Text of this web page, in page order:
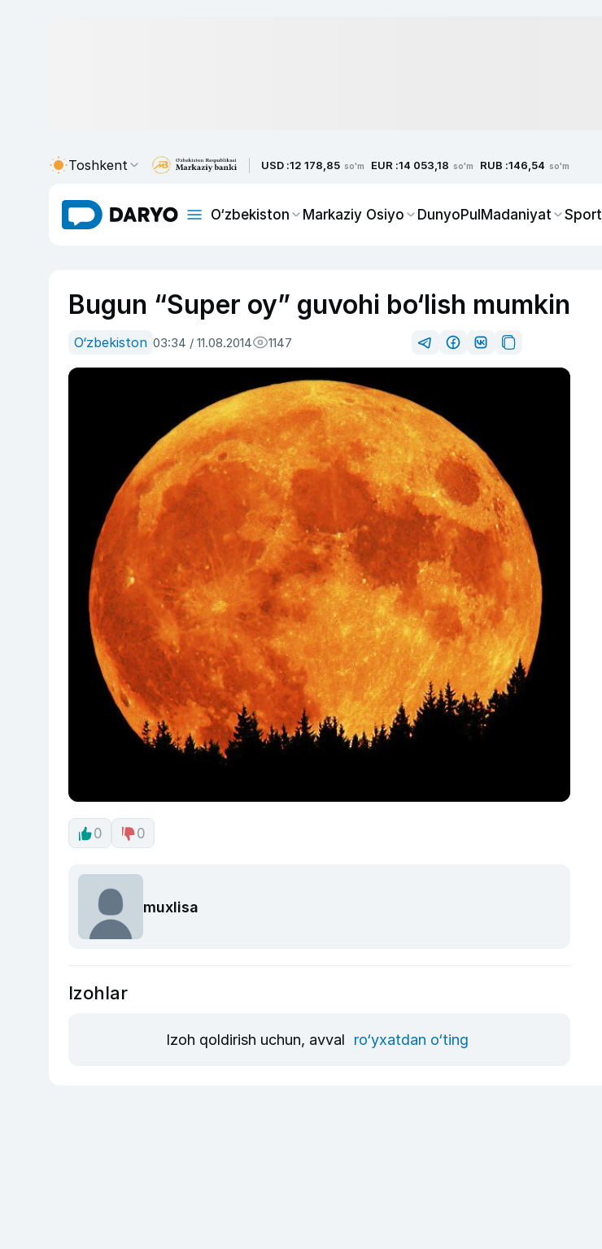
Toshkent USD :12 178,85 so'm EUR :14 053,18 so'm RUB :146,54 so'm
O‘zbekiston Markaziy Osiyo DunyoPulMadaniyat Sport
Bugun “Super oy” guvohi bo‘lish mumkin
O‘zbekiston 03:34 / 11.08.2014 1147
0 0
muxlisa
Izohlar
Izoh qoldirish uchun, avval ro‘yxatdan o‘ting